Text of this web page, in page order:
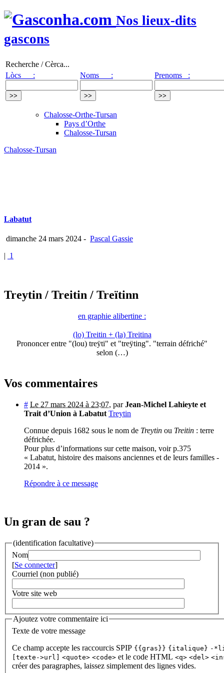
Nos lieux-dits
gascons
Recherche / Cèrca...
Lòcs :
Noms : Prenoms :
Chalosse-Orthe-Tursan
Pays d’Orthe
Chalosse-Tursan
Chalosse-Tursan
Labatut
dimanche 24 mars 2024 - Pascal Gassie
| 1
Treytin / Treitin / Treïtinn
en graphie alibertine :
(lo) Treitin + (la) Treitina
Prononcer entre "(lou) treÿti" et "treÿting". "terrain défriché"
selon (…)
Vos commentaires
# Le 27 mars 2024 à 23:07, parJean-Michel Lahieyte et
Trait d’Union à Labatut Treytin
Connue depuis 1682 sous le nom de Treytin ou Treitin : terre
défrichée.
Pour plus d’informations sur cette maison, voir p.375
« Labatut, histoire des maisons anciennes et de leurs familles -
2014 ».
Répondre à ce message
Un gran de sau ?
(identification facultative)
Nom
[Se connecter]
Courriel (non publié)
Votre site web
Ajoutez votre commentaire ici
Texte de votre message
Ce champ accepte les raccourcis SPIP {{gras}} {italique} -
[texte->url]
<quote> <code> et le code HTML <q> <del>
créer des paragraphes, laissez simplement des lignes vides.